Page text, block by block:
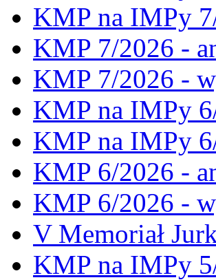
KMP na IMPy
KMP 7/2026 -
KMP 7/2026 -
KMP na IMPy
KMP na IMPy
KMP 6/2026 -
KMP 6/2026 -
V Memoriał
KMP na IMPy